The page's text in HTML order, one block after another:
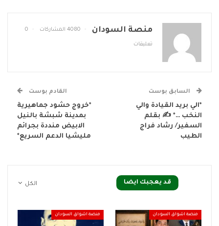
منصة السودان 4080 المشاركات 0
تعليقات
السابق بوست
*الي بريد القيادة والي
النخب …* ✍ بقلم
السفير/ رشاد فراج
الطيب
القادم بوست
*خروج حشود جماهيرية
بمدينة شبشة بالنيل
الابيض منددة بجرائم
مليشيا الدعم السريع*
الكل قد يعجبك ايضا
منصة اشواق السودان منصة اشواق السودان